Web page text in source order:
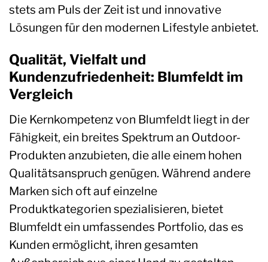
stets am Puls der Zeit ist und innovative
Lösungen für den modernen Lifestyle anbietet.
Qualität, Vielfalt und
Kundenzufriedenheit: Blumfeldt im
Vergleich
Die Kernkompetenz von Blumfeldt liegt in der
Fähigkeit, ein breites Spektrum an Outdoor-
Produkten anzubieten, die alle einem hohen
Qualitätsanspruch genügen. Während andere
Marken sich oft auf einzelne
Produktkategorien spezialisieren, bietet
Blumfeldt ein umfassendes Portfolio, das es
Kunden ermöglicht, ihren gesamten